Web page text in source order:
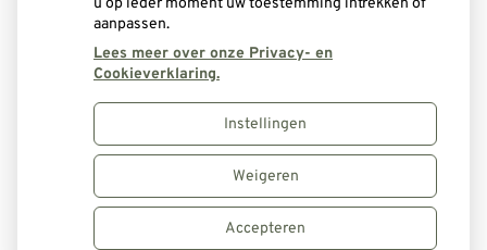
Uw Zorg Online|Beheer
Privacy verklaring Cookie-instellingen
Voorwaarden
u op ieder moment uw toestemming intrekken of
aanpassen.
Lees meer over onze Privacy- en
Cookieverklaring.
Instellingen
Weigeren
Accepteren